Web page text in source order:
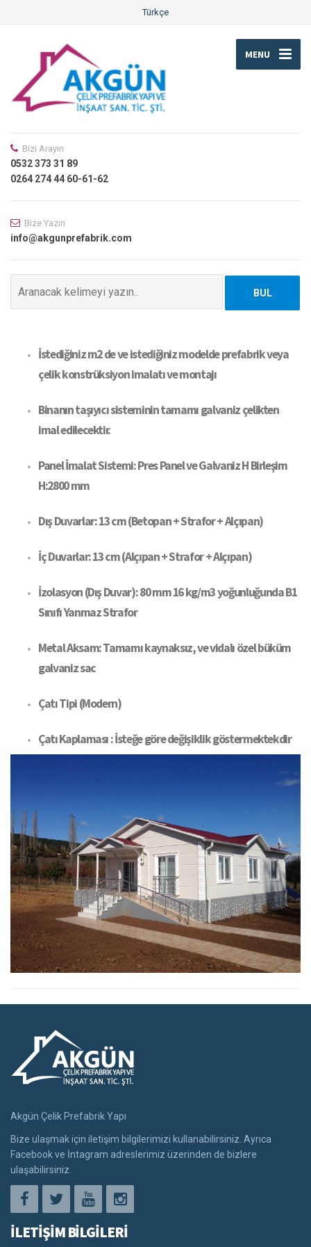
Türkçe
MENU
Bizi Arayın
0532 373 31 89
0264 274 44 60-61-62
Bize Yazın
info@akgunprefabrik.com
BUL
İstediğiniz m2 de ve istediğiniz modelde prefabrik veya
çelik konstrüksiyon imalatı ve montajı
Binanın taşıyıcı sisteminin tamamı galvaniz çelikten
imal edilecektir.
Panel İmalat Sistemi: Pres Panel ve Galvaniz H Birleşim
H:2800 mm
Dış Duvarlar: 13 cm (Betopan + Strafor + Alçıpan)
İç Duvarlar: 13 cm (Alçıpan + Strafor + Alçıpan)
İzolasyon (Dış Duvar): 80 mm 16 kg/m3 yoğunluğunda B1
Sınıfı Yanmaz Strafor
Metal Aksam: Tamamı kaynaksız, ve vidalı özel büküm
galvaniz sac
Çatı Tipi (Modern)
Çatı Kaplaması : İsteğe göre değişiklik göstermektekdir
Akgün Çelik Prefabrik Yapı
Bize ulaşmak için iletişim bilgilerimizi kullanabilirsiniz. Ayrıca
Facebook ve İntagram adreslerimiz üzerinden de bizlere
ulaşabilirsiniz.
İLETİŞİM BİLGİLERİ